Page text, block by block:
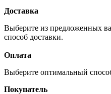
Доставка
Выберите из предложенных
способ доставки.
Оплата
Выберите оптимальный
Покупатель